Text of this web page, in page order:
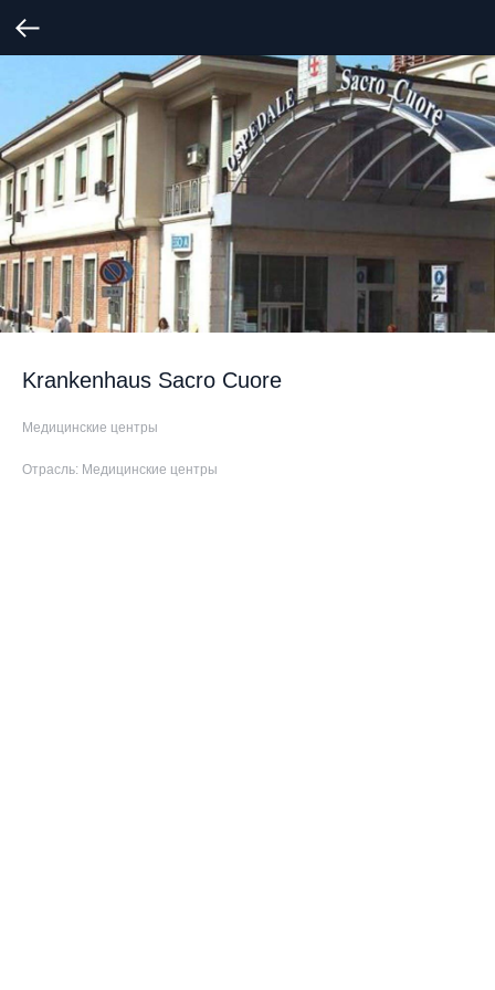
Krankenhaus Sacro Cuore
Медицинские центры
Отрасль: Медицинские центры